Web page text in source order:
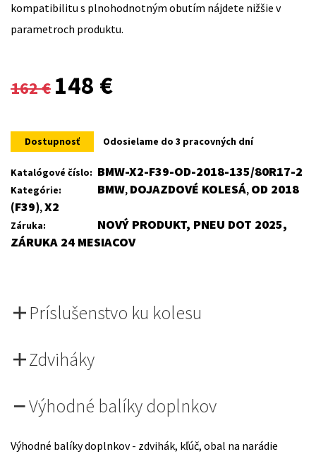
kompatibilitu s plnohodnotným obutím nájdete nižšie v
parametroch produktu.
162€
Original
was:
162 €.
148 €
is:
148 €.
Dostupnosť Odosielame do 3 pracovných dní
Katalógové číslo: BMW-X2-F39-OD-2018-135/80R17-2
Kategórie: BMW, DOJAZDOVÉ KOLESÁ, OD 2018
(F39),X2
Záruka:
NOVÝ PRODUKT, PNEU DOT 2025,
ZÁRUKA 24 MESIACOV
Príslušenstvo ku kolesu
Zdviháky
Výhodné balíky doplnkov
Výhodné balíky doplnkov - zdvihák, kľúč, obal na narádie